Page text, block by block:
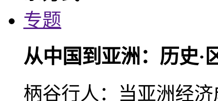
专题
从中国到亚洲：历史·
柄谷行人：当亚洲经